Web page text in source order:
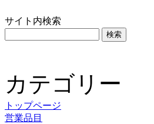
サイト内検索
カテゴリー
トップページ
営業品目